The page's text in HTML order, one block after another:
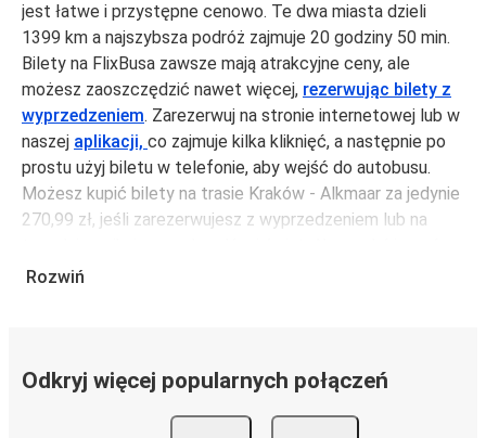
jest łatwe i przystępne cenowo. Te dwa miasta dzieli
1399 km a najszybsza podróż zajmuje 20 godziny 50 min.
Bilety na FlixBusa zawsze mają atrakcyjne ceny, ale
możesz zaoszczędzić nawet więcej, rezerwując bilety z
wyprzedzeniem. Zarezerwuj na stronie internetowej lub w
naszej aplikacji, co zajmuje kilka kliknięć, a następnie po
prostu użyj biletu w telefonie, aby wejść do autobusu.
Możesz kupić bilety na trasie Kraków - Alkmaar za jedynie
270,99 zł, jeśli zarezerwujesz z wyprzedzeniem lub na
szybko, łatwo i zadbać o zmniejszanie śladu węglowego,
Trasa Kraków - Alkmaar jest łatwa i wygodna z FlixBusem.
Rozwiń
Odkryj więcej popularnych połączeń